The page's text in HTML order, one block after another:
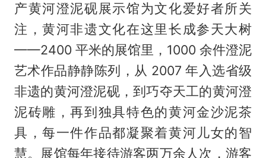
产黄河澄泥砚展示馆为文化爱好者所关
注，黄河非遗文化在这里长成参天大树
——2400 平米的展馆里，1000 余件澄泥
艺术作品静静陈列，从 2007 年入选省级
非遗的黄河澄泥砚，到巧夺天工的黄河澄
泥砖雕，再到独具特色的黄河金沙泥茶
具，每一件作品都凝聚着黄河儿女的智
慧。展馆每年接待游客两万余人次，游客